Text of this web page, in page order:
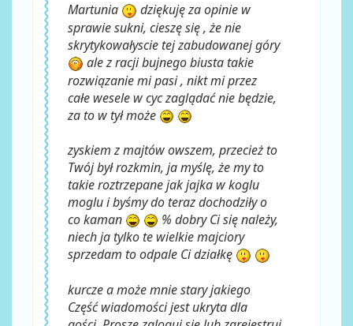
Martunia
dziękuję za opinie w
sprawie sukni, cieszę się , że nie
skrytykowałyscie tej zabudowanej góry
ale z racji bujnego biusta takie
rozwiązanie mi pasi , nikt mi przez
całe wesele w cyc zaglądać nie będzie,
za to w tył może
zyskiem z majtów owszem, przecież to
Twój był rozkmin, ja myślę, że my to
takie roztrzepane jak jajka w koglu
moglu i byśmy do teraz dochodziły o
co kaman
% dobry Ci się należy,
niech ja tylko te wielkie majciory
sprzedam to odpale Ci działkę
kurcze a może mnie stary jakiego
Część wiadomości jest ukryta dla